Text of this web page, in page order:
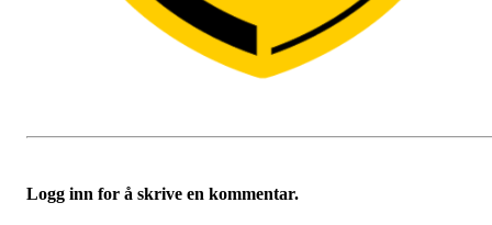
Logg inn for å skrive en kommentar.